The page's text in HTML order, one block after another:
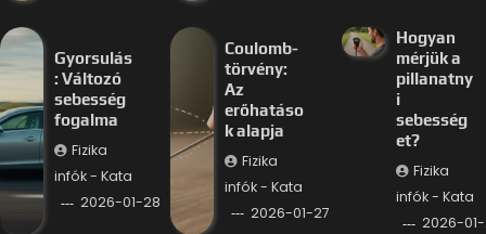
Gyorsulás
: Változó
sebesség
fogalma
Fizika
infók - Kata
2026-01-28
Coulomb-
törvény:
Az
erőhatáso
k alapja
Fizika
infók - Kata
2026-01-27
Hogyan
mérjük a
pillanatny
i
sebesség
et?
Fizika
infók - Kata
2026-